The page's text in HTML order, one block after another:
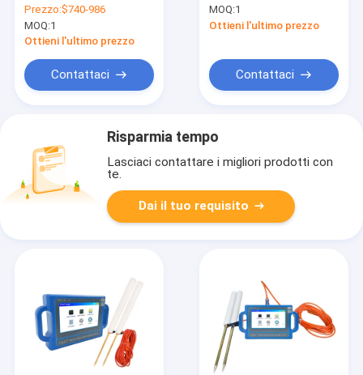
con Schermo Touch
da 7 Pollici
Prezzo:$740-986
MOQ:1
Ottieni l'ultimo prezzo
Contattaci
m con schermo
sensoriale 800x480
MOQ:1
Ottieni l'ultimo prezzo
Contattaci
Risparmia tempo
Lasciaci contattare i migliori prodotti con
te.
Dai il tuo requisito